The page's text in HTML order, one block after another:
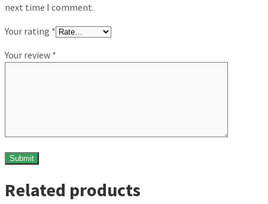
next time I comment.
Your rating *
Your review *
Related products